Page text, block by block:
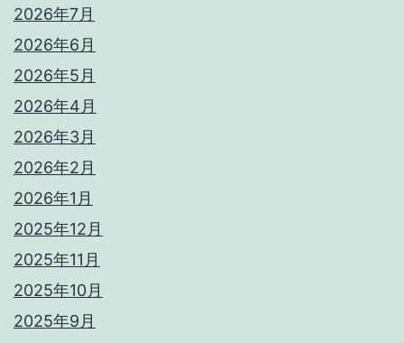
2026年7月
2026年6月
2026年5月
2026年4月
2026年3月
2026年2月
2026年1月
2025年12月
2025年11月
2025年10月
2025年9月